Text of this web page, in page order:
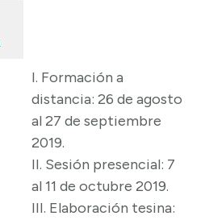
I. Formación a
distancia: 26 de agosto
al 27 de septiembre
2019.
II. Sesión presencial: 7
al 11 de octubre 2019.
III. Elaboración tesina: